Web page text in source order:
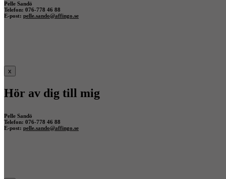
Pelle Sandö
Telefon: 076-778 46 88
E-post: pelle.sando@affingo.se
x
Hör av dig till mig
Pelle Sandö
Telefon: 076-778 46 88
E-post: pelle.sando@affingo.se